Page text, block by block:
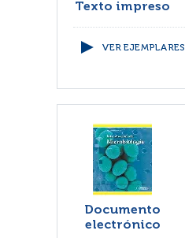
Texto impreso
VER EJEMPLARES
Documento
electrónico